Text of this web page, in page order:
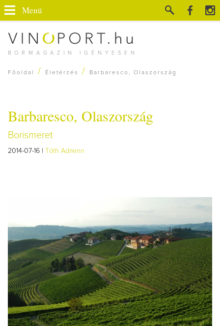
BORMAGAZIN IGÉNYESEN
Menü
Főoldal / Életérzés / Barbaresco, Olaszország
Barbaresco, Olaszország
Borismeret
2014-07-16 | Tóth Adrienn